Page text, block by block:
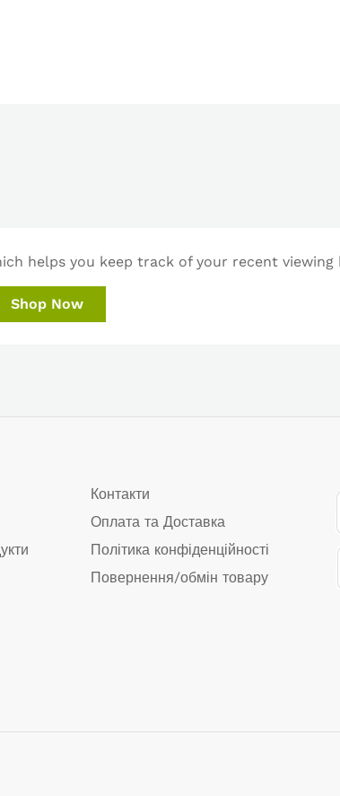
helps you keep track of your recent viewing
Shop Now
Контакти
Оплата та Доставка
Політика конфіденційності
Повернення/обмін товару